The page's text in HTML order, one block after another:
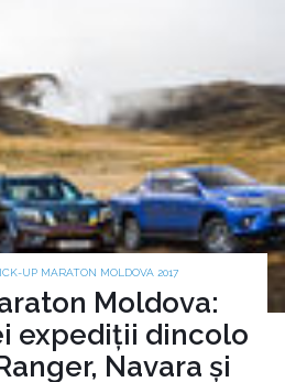
UP MARATON MOLDOVA 2017
Moldova:
expediții dincolo
Navara și